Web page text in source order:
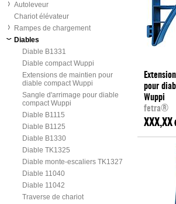
Autoleveur
Chariot élévateur
Rampes de chargement
Diables
Diable B1331
Diable compact Wuppi
Extensions de maintien pour
diable compact Wuppi
Sangle d'arrimage pour diable
compact Wuppi
Diable B1115
Diable B1125
Diable B1330
Diable TK1325
Diable monte-escaliers TK1327
Diable 11040
Diable 11042
Traverse de chariot
pour
Wuppi
fetra®
XXX,XX